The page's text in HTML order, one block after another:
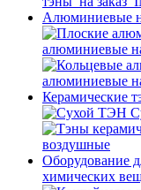
Алюминиевые
алюминиевые
алюминиевые
Керамические
воздушные
Оборудование
химических